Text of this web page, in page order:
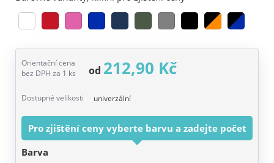
Orientační cena
bez DPH za 1 ks
od 212,90 Kč
Dostupné velikosti univerzální
Pro zjištění ceny vyberte barvu a zadejte počet
Barva